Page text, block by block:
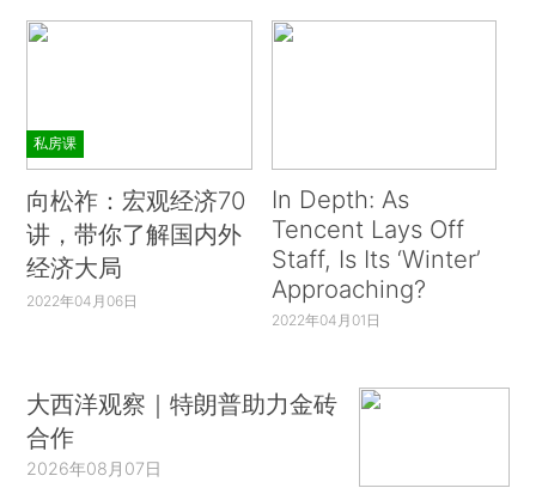
私房课
向松祚：宏观经济70
讲，带你了解国内外
经济大局
2022年04月06日
In Depth: As
Tencent Lays Off
Staff, Is Its ‘Winter’
Approaching?
2022年04月01日
大西洋观察｜特朗普助力金砖
合作
2026年08月07日